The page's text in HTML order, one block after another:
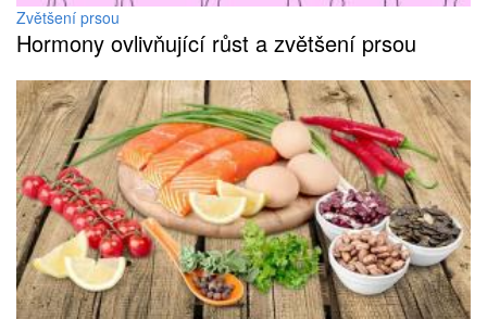
Zvětšení prsou
Hormony ovlivňující růst a zvětšení prsou